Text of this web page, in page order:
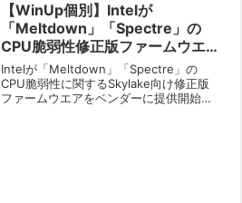
【WinUp個別】Intelが
「Meltdown」「Spectre」の
CPU脆弱性修正版ファームウエ
アを提供【2018/2/9】
Intelが「Meltdown」「Spectre」の
CPU脆弱性に関するSkylake向け修正版
ファームウエアをベンダーに提供開始し